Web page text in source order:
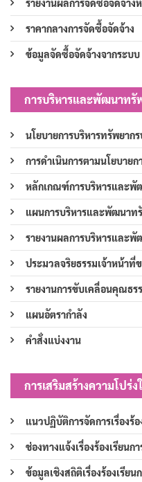
รายงานผลการจัดซื้อจัดจ้าง
ราคากลางการจัดซื้อจัดจ้าง
ข้อมูลจัดซื้อจัดจ้างจากระบบ
การบริหารและพัฒนาทรั
นโยบายการบริหารทรัพยาก
การดำเนินการตามนโยบาย
หลักเกณฑ์การบริหารและพั
แผนการบริหารและพัฒนาท
รายงานผลการบริหารและ
ประมวลจริยธรรมเจ้าหน้าที่
รายงานการขับเคลื่อนคุณธร
แผนอัตรากำลัง
คำสั่งแบ่งงาน
การเสริมสร้างความโปร่ง
แนวปฏิบัติการจัดการเรื่องร้
ช่องทางแจ้งเรื่องร้องเรียน
ข้อมูลเชิงสถิติเรื่องร้องเรีย